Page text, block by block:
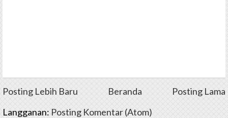
Posting Lebih Baru Beranda
Posting Lama
Langganan: Posting Komentar (Atom)